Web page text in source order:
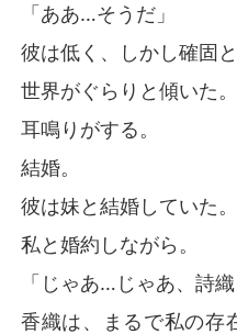
「ああ…そうだ」
彼は低く、しかし確固
世界がぐらりと傾いた。
耳鳴りがする。
結婚。
彼は妹と結婚していた。
私と婚約しながら。
「じゃあ…じゃあ、詩織
香織は、まるで私の存